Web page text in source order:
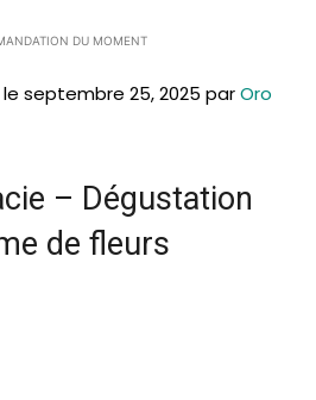
DU MOMENT
septembre 25, 2025 parOro
– Dégustation
de fleurs